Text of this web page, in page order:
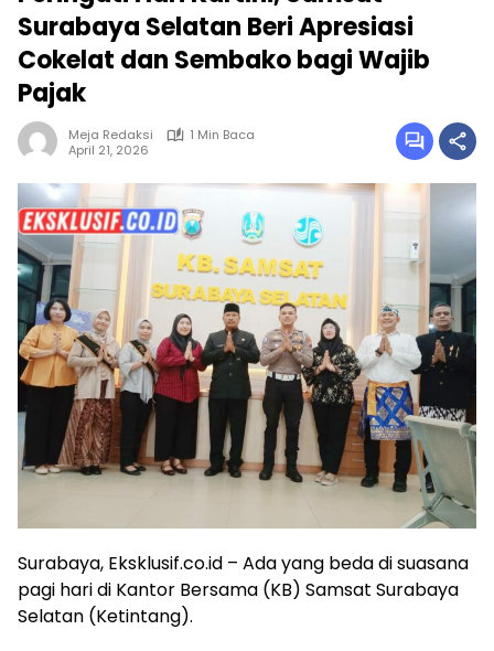
Surabaya Selatan Beri Apresiasi
Cokelat dan Sembako bagi Wajib
Pajak
Meja Redaksi
1 Min Baca
April 21, 2026
Surabaya, Eksklusif.co.id – Ada yang beda di suasana
pagi hari di Kantor Bersama (KB) Samsat Surabaya
Selatan (Ketintang).